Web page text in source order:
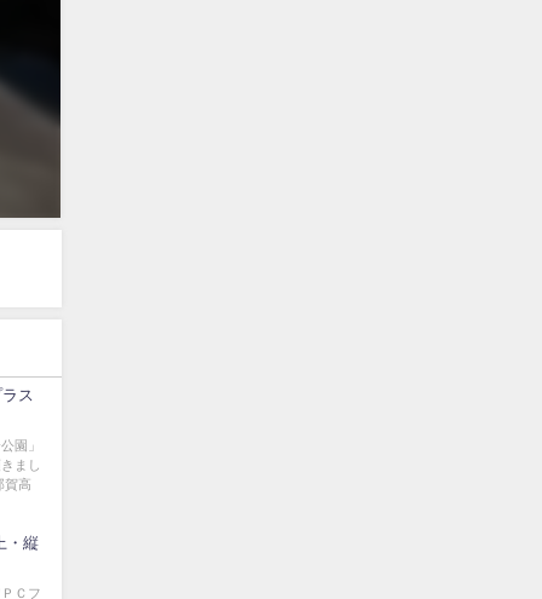
ス
園」
まし
賀高
・縦
Ｃフ